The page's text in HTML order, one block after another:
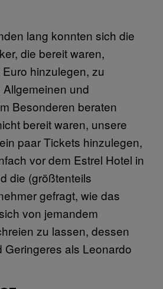
lang konnten sich die
die bereit waren,
hinzulegen, zu
und
Besonderen beraten
bereit waren, unsere
paar Tickets hinzulegen,
vor dem Estrel Hotel in
die (größtenteils
gefragt, wie das
von jemandem
zu lassen, dessen
Geringeres als Leonardo